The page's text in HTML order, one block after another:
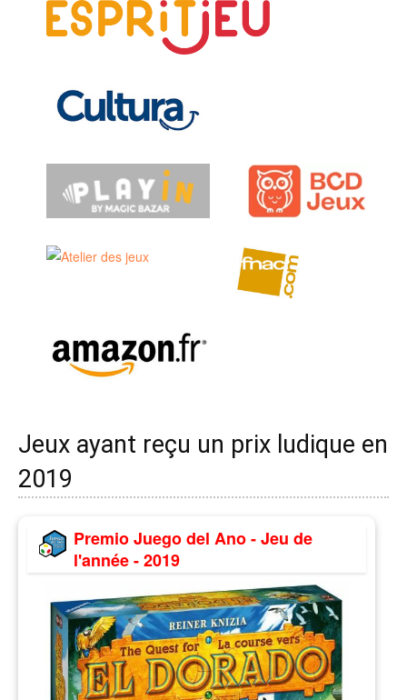
Jeux ayant reçu un prix ludique en
2019
Premio Juego del Ano - Jeu de
l'année - 2019